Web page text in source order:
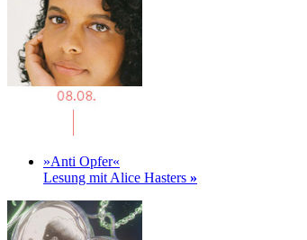
»Anti Opfer«
Lesung mit Alice Hasters »